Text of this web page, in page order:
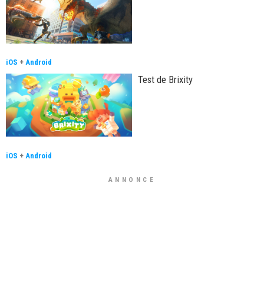
iOS + Android
Test de Brixity
iOS + Android
ANNONCE